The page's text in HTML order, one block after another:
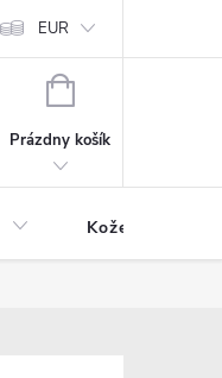
EUR
NÁKUPNÝ
Prázdny košík
Kožený tovar